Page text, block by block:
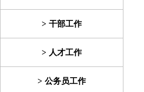
干部工作
人才工作
公务员工作